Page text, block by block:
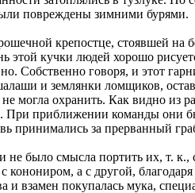
повреждены зимними бурями.
крепостце, стоявшей на
этой кучки людей хорошо
Собственно говоря, и этот
и землянки ломщиков,
могла охранить. Как видно из
приближении команды они
принимались за прерванный
было смысла портить их, т. к.,
конониром, а с другой,
взамен покупалась мука,